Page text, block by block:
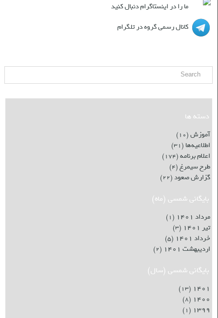
ما را در اینستاگرام دنبال کنید
کانال رسمی گروه در تلگرام
دسته ها
آموزش(۱۰)
اطلاعیه‌ها(۳۱)
اعلام برنامه(۱۷۴)
طرح سیمرغ(۴)
گزارش صعود(۲۲)
بایگانی شمسی (ماه)
مرداد ۱۴۰۱ (۱)
تیر ۱۴۰۱ (۳)
خرداد ۱۴۰۱ (۵)
اردیبهشت ۱۴۰۱ (۲)
بایگانی شمسی (سال)
۱۴۰۱ (۱۳)
۱۴۰۰ (۸)
۱۳۹۹ (۱)